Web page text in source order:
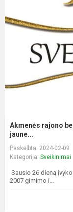
Akmenės rajono
jaune...
Paskelbta: 2024-02-09
Kategorija: Sveikinimai
Sausio 26 dieną
2007 gimimo i...